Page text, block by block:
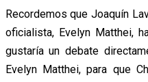
Recordemos que Joaquín
oficialista, Evelyn Matthei,
gustaría un debate
Evelyn Matthei, para que